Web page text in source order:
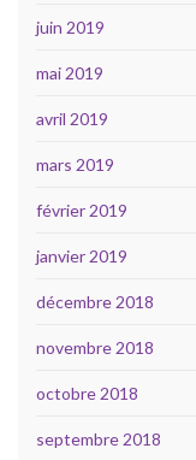
juin 2019
mai 2019
avril 2019
mars 2019
février 2019
janvier 2019
décembre 2018
novembre 2018
octobre 2018
septembre 2018